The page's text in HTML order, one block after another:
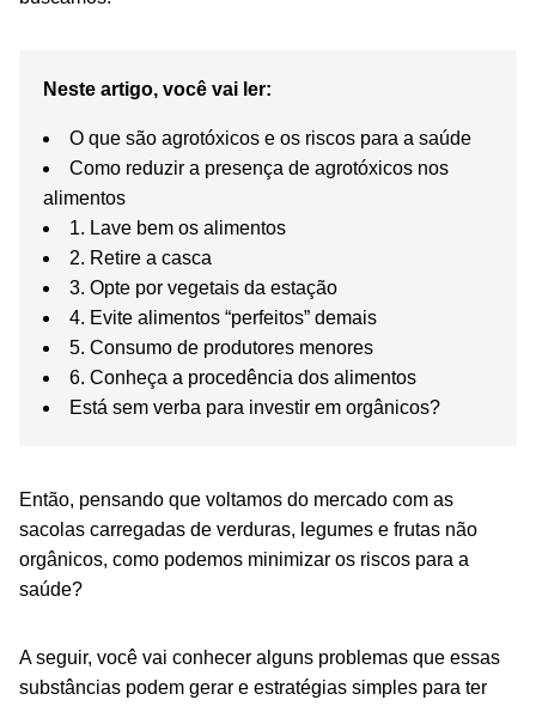
Neste artigo, você vai ler:
O que são agrotóxicos e os riscos para a saúde
Como reduzir a presença de agrotóxicos nos
alimentos
1. Lave bem os alimentos
2. Retire a casca
3. Opte por vegetais da estação
4. Evite alimentos “perfeitos” demais
5. Consumo de produtores menores
6. Conheça a procedência dos alimentos
Está sem verba para investir em orgânicos?
Então, pensando que voltamos do mercado com as
sacolas carregadas de verduras, legumes e frutas não
orgânicos, como podemos minimizar os riscos para a
saúde?
A seguir, você vai conhecer alguns problemas que essas
substâncias podem gerar e estratégias simples para ter